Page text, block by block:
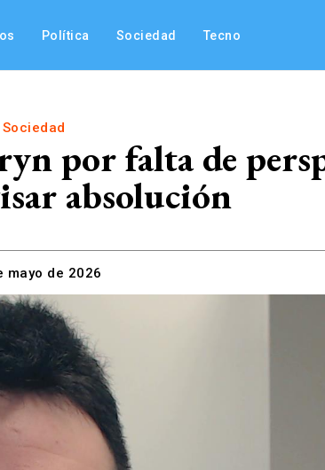
Política Sociedad Tecno
Sociedad
por falta de
absolución
mayo de 2026